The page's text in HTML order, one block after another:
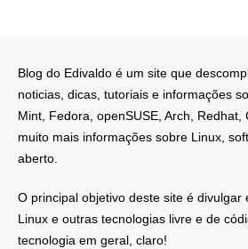
Blog do Edivaldo é um site que
noticias, dicas, tutoriais e informações
Mint, Fedora, openSUSE, Arch, Redhat,
muito mais informações sobre Linux,
aberto.
O principal objetivo deste site é divulgar
Linux e outras tecnologias livre e de
tecnologia em geral, claro!